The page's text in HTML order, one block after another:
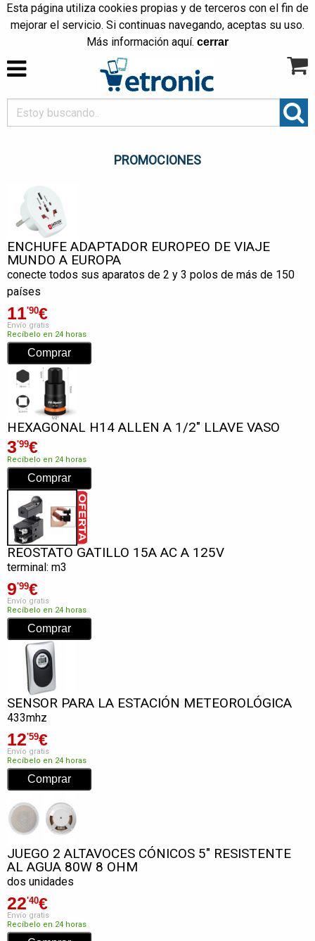
Esta página utiliza cookies propias y de terceros con el fin de
mejorar el servicio. Si continuas navegando, aceptas su uso.
Más información aquí. cerrar
PROMOCIONES
ENCHUFE ADAPTADOR EUROPEO DE VIAJE
MUNDO A EUROPA
conecte todos sus aparatos de 2 y 3 polos de más de 150
países
11'90€
Envío gratis
Recíbelo en 24 horas
HEXAGONAL H14 ALLEN A 1/2" LLAVE VASO
3'99€
Recíbelo en 24 horas
REOSTATO GATILLO 15A AC A 125V
terminal: m3
9'99€
Envío gratis
Recíbelo en 24 horas
SENSOR PARA LA ESTACIÓN METEOROLÓGICA
433mhz
12'59€
Envío gratis
Recíbelo en 24 horas
JUEGO 2 ALTAVOCES CÓNICOS 5" RESISTENTE
AL AGUA 80W 8 OHM
dos unidades
22'40€
Envío gratis
Recíbelo en 24 horas